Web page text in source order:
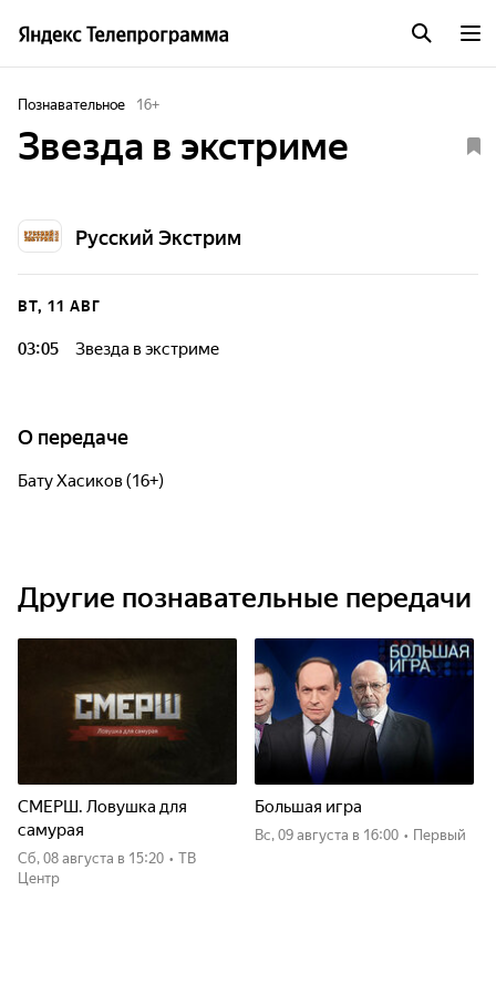
Познавательное 16+
Звезда в экстриме
Русский Экстрим
ВТ, 11 АВГ
03:05 Звезда в экстриме
О передаче
Бату Хасиков (16+)
Другие познавательные передачи
СМЕРШ. Ловушка для
самурая
сб, 08 августа в 15:20 • ТВ
Центр
Большая игра
вс, 09 августа в 16:00 • Первый